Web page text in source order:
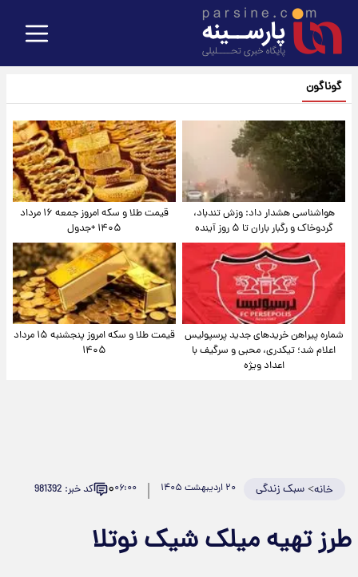
گوناگون
هواشناسی هشدار داد: وزش تندباد،
گردوخاک و رگبار باران تا ۵ روز آینده
قیمت طلا و سکه امروز جمعه ۱۶ مرداد
۱۴۰۵ +جدول
شماره پیراهن خریدهای جدید پرسپولیس
اعلام شد؛ تیکدری، محبی و سرگیف با
اعداد ویژه
قیمت طلا و سکه امروز پنجشنبه ۱۵ مرداد
۱۴۰۵
خانه>سبک زندگی ۲۰ اردیبهشت ۱۴۰۵ ۰۶:۰۰۰ کد خبر: 981392
طرز تهیه میلک شیک نوتلا